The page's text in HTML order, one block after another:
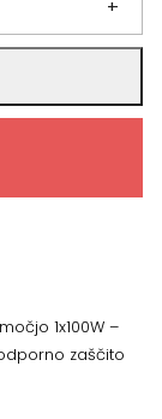
+
1x100W –
zaščito